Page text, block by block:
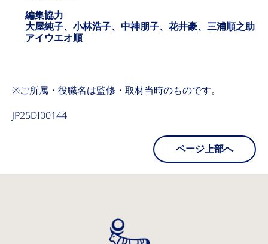
編集協力
大屋純子、小林浩子、中神朋子、花井豪、三浦順之助
アイウエオ順
※ご所属・役職名は監修・取材当時のものです。
JP25DI00144
ページ上部へ